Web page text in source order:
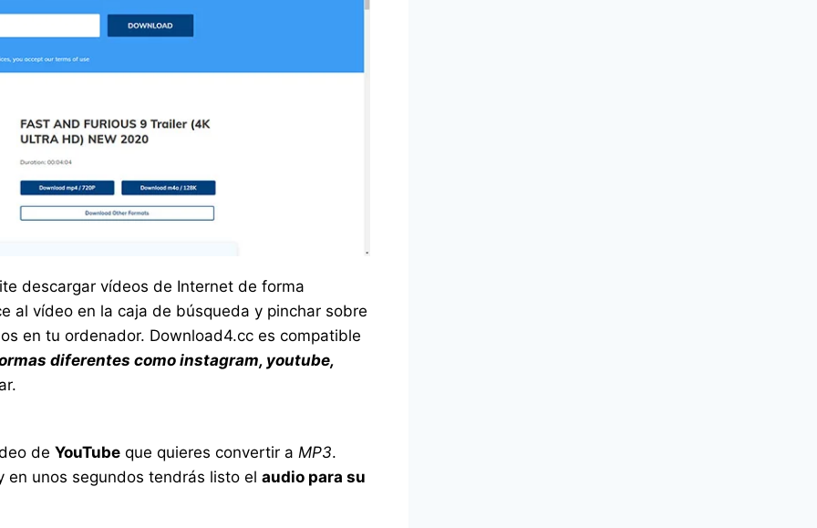
descargar vídeos de Internet de forma
al vídeo en la caja de búsqueda y pinchar sobre
en tu ordenador. Download4.cc es compatible
diferentes como instagram, youtube,
de YouTube que quieres convertir a MP3.
en unos segundos tendrás listo el audio para su